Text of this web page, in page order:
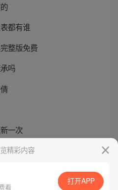
都有谁
整版免费
吗
一次
真实身份
精彩内容
看
打开APP